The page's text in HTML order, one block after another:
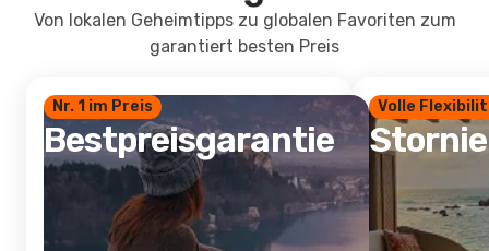
Von lokalen Geheimtipps zu globalen Favoriten zum
garantiert besten Preis
Nr. 1 im Preis
Bestpreisgarantie
Volle